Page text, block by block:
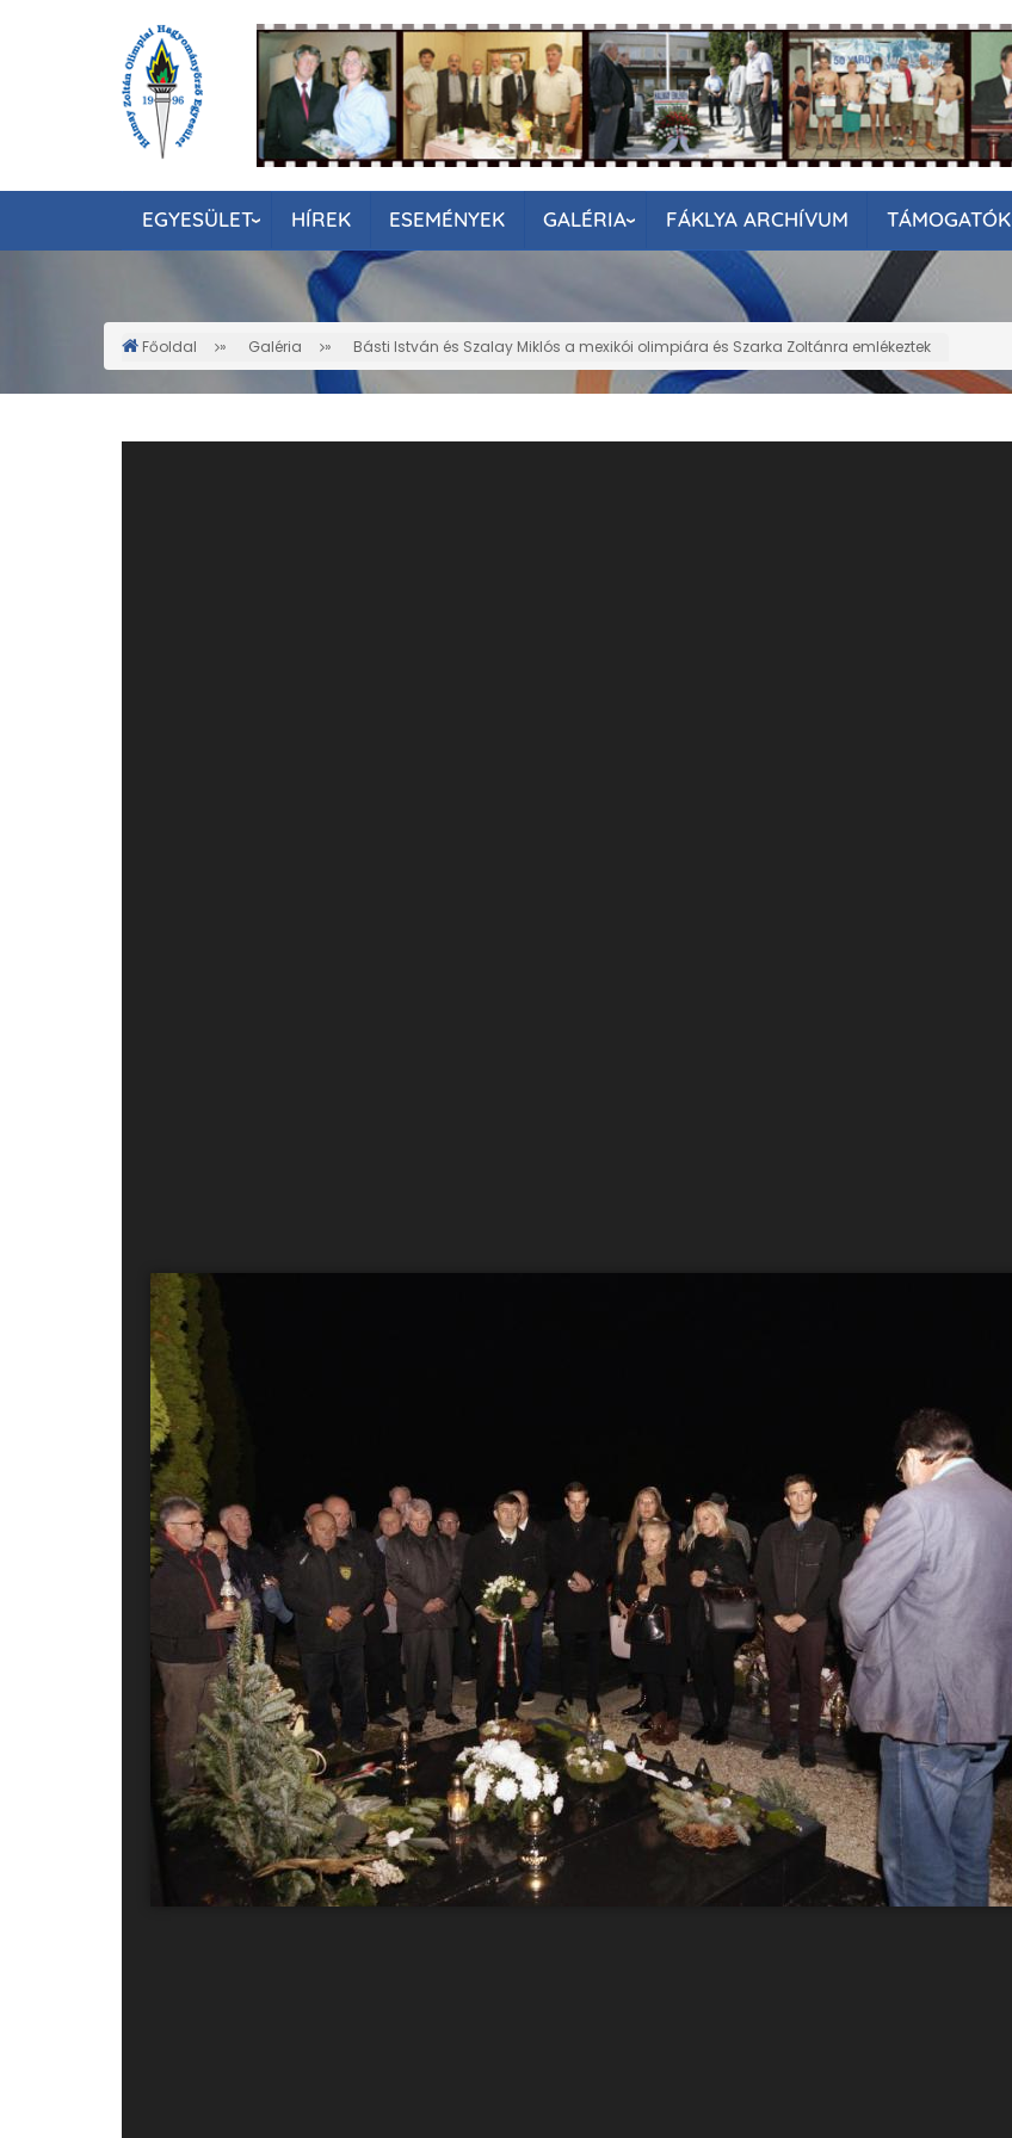
EGYESÜLET HÍREK ESEMÉNYEK GALÉRIA FÁKLYA ARCHÍVUM TÁMOGATÓK
Morzsa
Főoldal Galéria Básti István és Szalay Miklós a mexikói olimpiára és Szarka Zoltánra emlékeztek